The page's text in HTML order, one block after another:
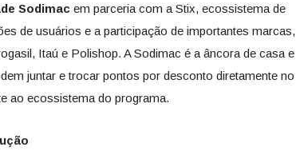
Sodimac em parceria com a Stix, ecossistema de
de usuários e a participação de importantes marcas,
Itaú e Polishop. A Sodimac é a âncora de casa e
juntar e trocar pontos por desconto diretamente no
ao ecossistema do programa.